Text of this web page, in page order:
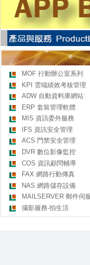
MOF 行動辦公室系列
KPI 雲端績效考核管理
ADW 自動資料庫網站
ERP 套裝管理軟體
MIS 資訊委外服務
IFS 資訊安全管理
ACS 門禁安全管理
DVR 數位影像監控
COS 資訊顧問輔導
FAX 網路行動傳真
NAS 網路儲存設備
MAILSERVER 郵件伺
攝影服務-拍生活